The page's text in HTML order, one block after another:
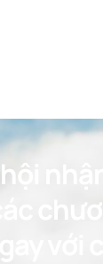
với